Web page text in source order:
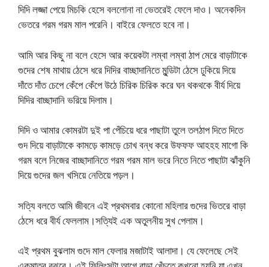
দিদি লজ্জা পেয়ে মিচকি হেসে বললোনা না ভেতরেই ফেলে দাও। অনেকদিন
ভেতরে গরম গরম মাল পরেনি। বাইরে ফেলতে হবে না।
আমি আর কিছু না বলে হেসে আর কয়েকটা লম্বা লম্বা ঠাপ মেরে বাড়াটাকে
গুদের শেষ মাথায় ঠেসে ধরে দিদির বাচ্ছাদানিতে মুন্ডিটা ঠেসে ঢুকিয়ে দিয়ে
দাঁতে দাঁত চেপে কেঁপে কেঁপে উঠে চিরিক চিরিক করে ঘন থকথকে বীর্য দিয়ে
দিদির বাচ্ছাদানি ভরিয়ে দিলাম।
দিদি ও আমার কোমরটা দুই পা পেঁচিয়ে ধরে পাছাটা তুলে তলঠাপ দিতে দিতে
গুদ দিয়ে বাড়াটাকে কামড়ে কামড়ে চোখ বন্ধ করে উফফফ আহহহ মাগো কি
গরম বলে নিজের বাচ্ছাদানিতে গরম গরম মাল ভরে নিতে নিতে পাছাটা ঝাঁকুনি
দিয়ে গুদের জল খসিয়ে নেতিয়ে পড়ল।
সত্যি বলতে আমি জীবনে এই প্রথমবার কোনো মহিলার গুদের ভিতরে বাড়া
ঠেসে ধরে বীর্য ফেললাম।সত্যিই এক অতুলনীয় সুখ পেলাম।
এই প্রথম বুঝলাম গুদে মাল ফেলার মজাটাই আলাদা। যে ফেলেছে সেই